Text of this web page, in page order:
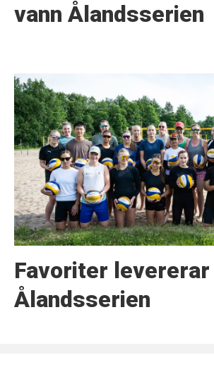
vann Ålandsserien
Favoriter levererar
Ålandsserien